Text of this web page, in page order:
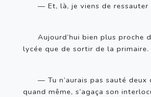
— Et, là, je viens de ressauter
Aujourd’hui bien plus proche
lycée que de sortir de la primaire.
— Tu n’aurais pas sauté deux
quand même, s’agaça son